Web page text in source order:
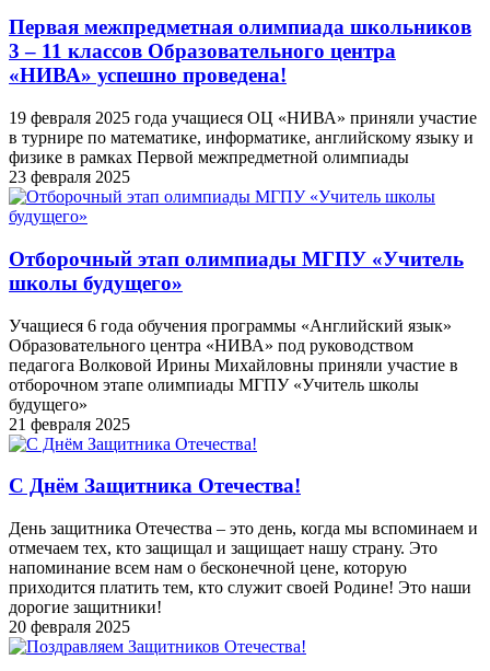
Первая межпредметная олимпиада школьников
3 – 11 классов Образовательного центра
«НИВА» успешно проведена!
19 февраля 2025 года учащиеся ОЦ «НИВА» приняли участие
в турнире по математике, информатике, английскому языку и
физике в рамках Первой межпредметной олимпиады
23 февраля 2025
Отборочный этап олимпиады МГПУ «Учитель
школы будущего»
Учащиеся 6 года обучения программы «Английский язык»
Образовательного центра «НИВА» под руководством
педагога Волковой Ирины Михайловны приняли участие в
отборочном этапе олимпиады МГПУ «Учитель школы
будущего»
21 февраля 2025
С Днём Защитника Отечества!
День защитника Отечества – это день, когда мы вспоминаем и
отмечаем тех, кто защищал и защищает нашу страну. Это
напоминание всем нам о бесконечной цене, которую
приходится платить тем, кто служит своей Родине! Это наши
дорогие защитники!
20 февраля 2025